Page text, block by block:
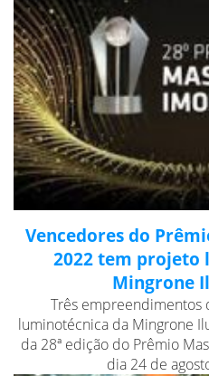
Vencedores do
2022 tem projeto
Mingrone
Três empreendimentos
luminotécnica da Mingrone
da 28ª edição do Prêmio
dia 24 de